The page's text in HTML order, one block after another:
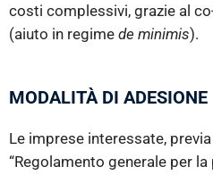
costi complessivi, grazie al
(aiuto in regime de minimis).
MODALITÀ DI ADESIONE
Le imprese interessate,
“Regolamento generale per